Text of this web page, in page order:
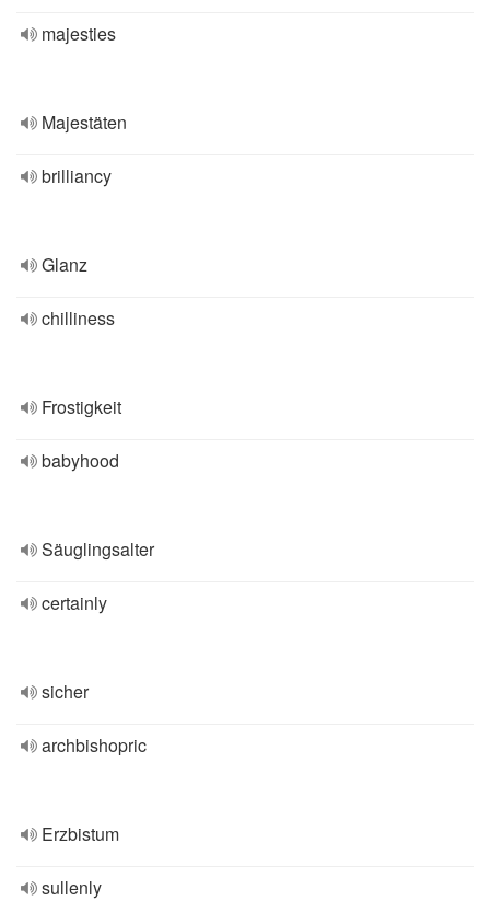
majesties
Majestäten
brilliancy
Glanz
chilliness
Frostigkeit
babyhood
Säuglingsalter
certainly
sicher
archbishopric
Erzbistum
sullenly